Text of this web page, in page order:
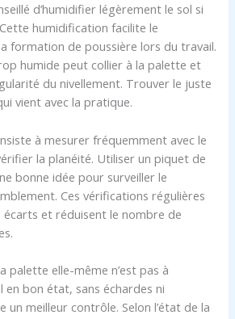
d’humidifier légèrement le sol si
humidification facilite le
formation de poussière lors du travail.
humide peut collier à la palette et
du nivellement. Trouver le juste
vient avec la pratique.
à mesurer fréquemment avec le
la planéité. Utiliser un piquet de
bonne idée pour surveiller le
Ces vérifications régulières
et réduisent le nombre de
palette elle-même n’est pas à
en bon état, sans échardes ni
un meilleur contrôle. Selon l’état de la